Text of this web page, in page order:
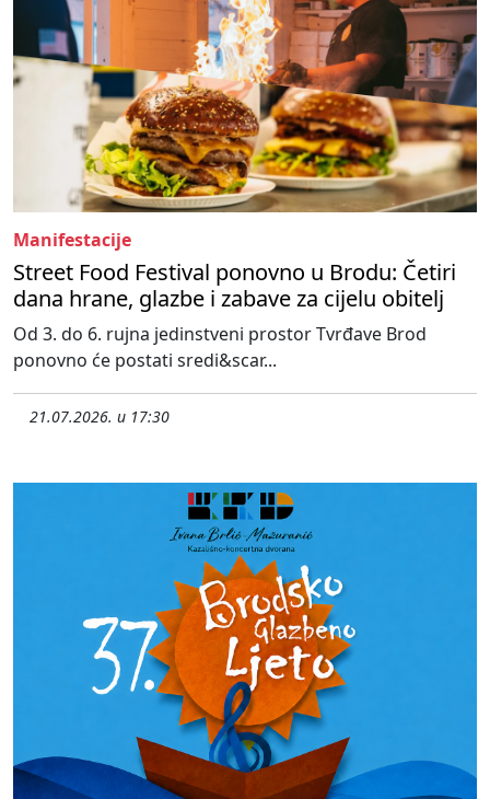
Manifestacije
Street Food Festival ponovno u Brodu: Četiri
dana hrane, glazbe i zabave za cijelu obitelj
Od 3. do 6. rujna jedinstveni prostor Tvrđave Brod
ponovno će postati sredi&scar...
21.07.2026. u 17:30